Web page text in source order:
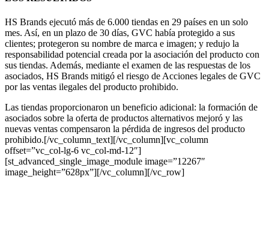
HS Brands ejecutó más de 6.000 tiendas en 29 países en un solo
mes. Así, en un plazo de 30 días, GVC había protegido a sus
clientes; protegeron su nombre de marca e imagen; y redujo la
responsabilidad potencial creada por la asociación del producto con
sus tiendas. Además, mediante el examen de las respuestas de los
asociados, HS Brands mitigó el riesgo de Acciones legales de GVC
por las ventas ilegales del producto prohibido.
Las tiendas proporcionaron un beneficio adicional: la formación de
asociados sobre la oferta de productos alternativos mejoró y las
nuevas ventas compensaron la pérdida de ingresos del producto
prohibido.[/vc_column_text][/vc_column][vc_column
offset=”vc_col-lg-6 vc_col-md-12″]
[st_advanced_single_image_module image=”12267″
image_height=”628px”][/vc_column][/vc_row]